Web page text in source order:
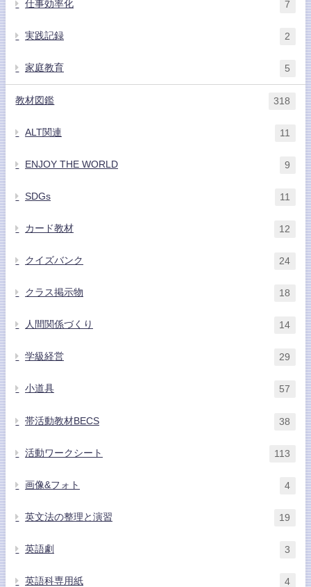
仕事効率化 7
実践記録 2
家庭教育 5
教材図鑑 318
ALT関連 11
ENJOY THE WORLD 9
SDGs 11
カード教材 12
クイズバンク 24
クラス掲示物 18
人間関係づくり 14
学級経営 29
小道具 57
帯活動教材BECS 38
活動ワークシート 113
画像&フォト 4
英文法の整理と演習 19
英語劇 3
英語科専用紙 4